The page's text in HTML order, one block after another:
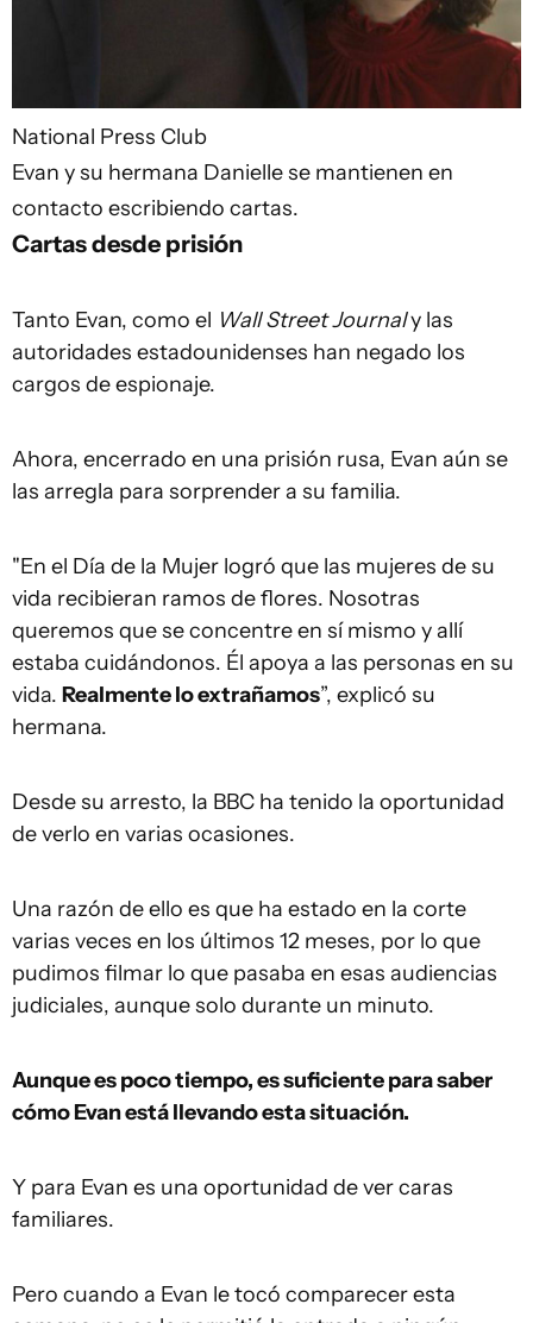
National Press Club
Evan y su hermana Danielle se mantienen en
contacto escribiendo cartas.
Cartas desde prisión
Tanto Evan, como el Wall Street Journaly las
autoridades estadounidenses han negado los
cargos de espionaje.
Ahora, encerrado en una prisión rusa, Evan aún se
las arregla para sorprender a su familia.
"En el Día de la Mujer logró que las mujeres de su
vida recibieran ramos de flores. Nosotras
queremos que se concentre en sí mismo y allí
estaba cuidándonos. Él apoya a las personas en su
vida. Realmente lo extrañamos”, explicó su
hermana.
Desde su arresto, la BBC ha tenido la oportunidad
de verlo en varias ocasiones.
Una razón de ello es que ha estado en la corte
varias veces en los últimos 12 meses, por lo que
pudimos filmar lo que pasaba en esas audiencias
judiciales, aunque solo durante un minuto.
Aunque es poco tiempo, es suficiente para saber
cómo Evan está llevando esta situación.
Y para Evan es una oportunidad de ver caras
familiares.
Pero cuando a Evan le tocó comparecer esta